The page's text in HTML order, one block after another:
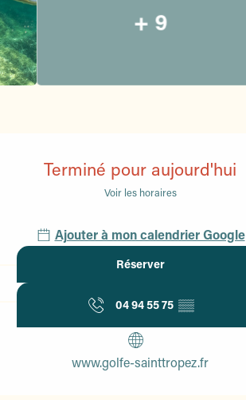
+ 9
Terminé pour aujourd'hui
Voir les horaires
Ajouter à mon calendrier Google
Réserver
04 94 55 75 ▒▒
www.golfe-sainttropez.fr